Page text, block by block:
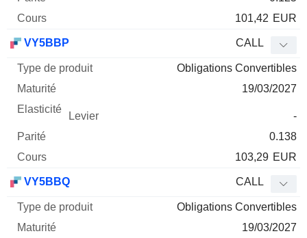
101,42 EUR
VY5BBP CALL
Obligations Convertibles
19/03/2027
-
0.138
103,29 EUR
VY5BBQ CALL
Obligations Convertibles
19/03/2027